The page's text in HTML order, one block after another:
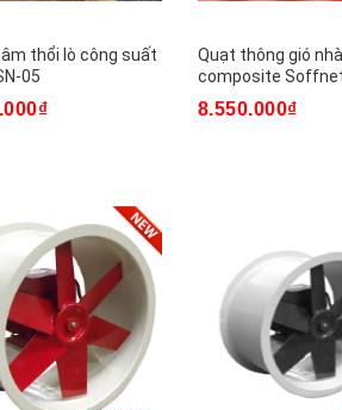
thổi lò công suất
05
Quạt thông gió
composite Soffnet
8.550.000₫